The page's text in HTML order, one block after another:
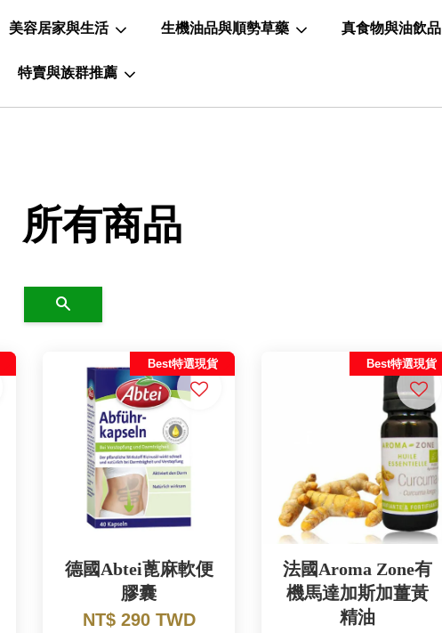
美容居家與生活 生機油品與順勢草藥 真食物與油飲品
特賣與族群推薦
所有商品
Best特選現貨
德國Abtei蓖麻軟便
膠囊
NT$ 290 TWD
Best特選現貨
法國Aroma Zone有
機馬達加斯加薑黃
精油